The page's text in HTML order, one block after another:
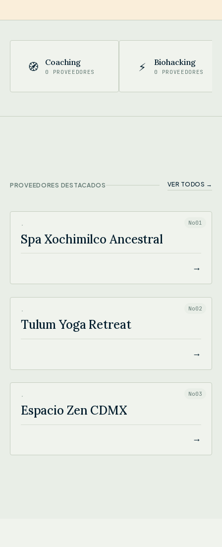
🧭 Coaching
0 PROVEEDORES ⚡ Biohacking
0 PROVEEDORES
PROVEEDORES DESTACADOS VER TODOS →
No01
·
Spa Xochimilco Ancestral
→
TULUM YOGA RETREAT
No02
·
Tulum Yoga Retreat
→
ESPACIO ZEN CDMX
No03
·
Espacio Zen CDMX
→